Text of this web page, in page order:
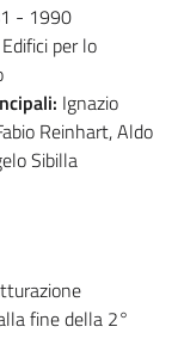
- 1990
Edifici per lo
Reinhart, Aldo
Sibilla
fine della 2°